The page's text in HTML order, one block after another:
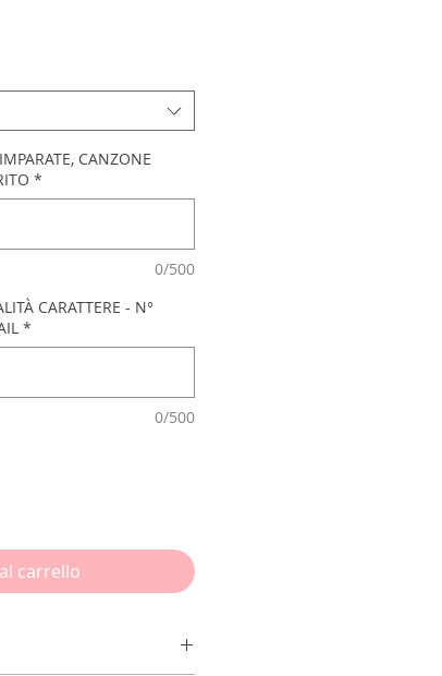
CANZONE
*
0/500
CARATTERE - N°
*
0/500
carrello